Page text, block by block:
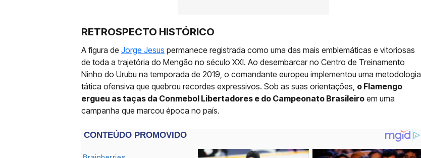
RETROSPECTO HISTÓRICO
A figura de Jorge Jesus permanece registrada como uma das mais emblemáticas e vitoriosas
de toda a trajetória do Mengão no século XXI. Ao desembarcar no Centro de Treinamento
Ninho do Urubu na temporada de 2019, o comandante europeu implementou uma metodologia
tática ofensiva que quebrou recordes expressivos. Sob as suas orientações, o Flamengo
ergueu as taças da Conmebol Libertadores e do Campeonato Brasileiro em uma
campanha que marcou época no país.